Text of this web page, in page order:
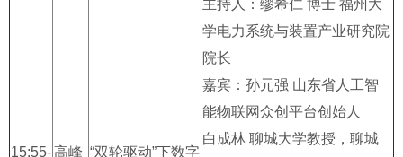
15:55-高峰 “双轮驱动”下数字
主持人：缪希仁 博士 福州大
学电力系统与装置产业研究院
院长
嘉宾：孙元强 山东省人工智
能物联网众创平台创始人
白成林 聊城大学教授，聊城